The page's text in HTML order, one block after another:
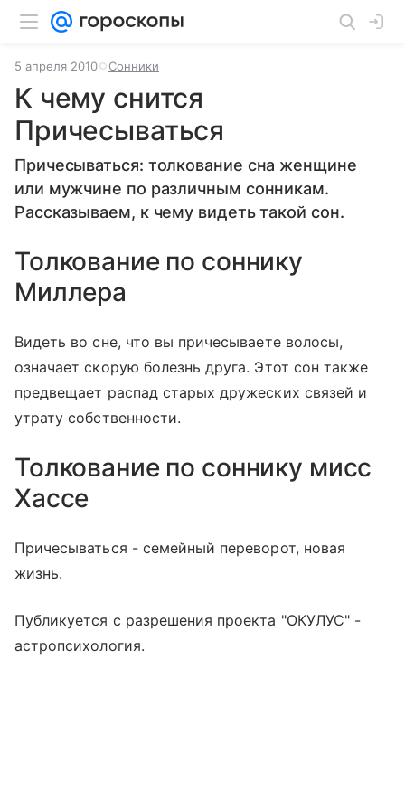
5 апреля 2010 Сонники
К чему снится
Причесываться
Причесываться: толкование сна женщине
или мужчине по различным сонникам.
Рассказываем, к чему видеть такой сон.
Толкование по соннику
Миллера
Видеть во сне, что вы причесываете волосы,
означает скорую болезнь друга. Этот сон также
предвещает распад старых дружеских связей и
утрату собственности.
Толкование по соннику мисс
Хассе
Причесываться - семейный переворот, новая
жизнь.
Публикуется с разрешения проекта "ОКУЛУС" -
астропсихология.